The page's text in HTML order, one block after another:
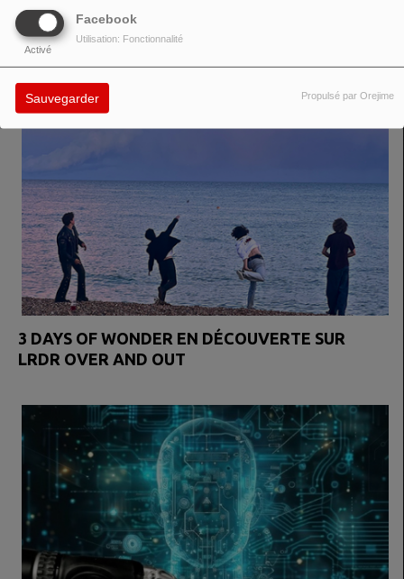
Facebook
Activé
Utilisation: Fonctionnalité
Sauvegarder Propulsé par Orejime
VOIR AUSSI
3 DAYS OF WONDER EN DÉCOUVERTE SUR
LRDR OVER AND OUT